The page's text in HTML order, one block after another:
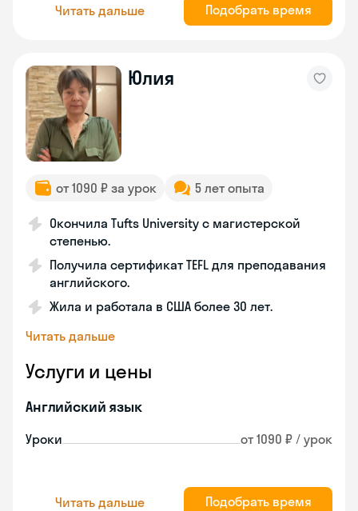
Читать дальше Подобрать время
Юлия
от 1090 ₽ за урок 5 лет опыта
Окончила Tufts University с магистерской
степенью.
Получила сертификат TEFL для преподавания
английского.
Жила и работала в США более 30 лет.
Читать дальше
Услуги и цены
Английский язык
Уроки от 1090 ₽ / урок
Читать дальше Подобрать время